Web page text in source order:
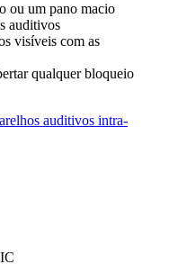
ou um pano macio
auditivos
visíveis com as
qualquer bloqueio
auditivos intra-